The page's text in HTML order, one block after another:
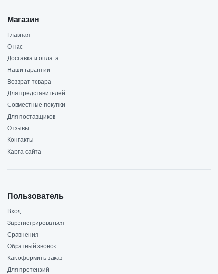
Магазин
Главная
О нас
Доставка и оплата
Наши гарантии
Возврат товара
Для представителей
Совместные покупки
Для поставщиков
Отзывы
Контакты
Карта сайта
Пользователь
Вход
Зарегистрироваться
Сравнения
Обратный звонок
Как оформить заказ
Для претензий